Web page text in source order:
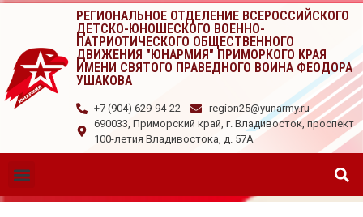
РЕГИОНАЛЬНОЕ ОТДЕЛЕНИЕ ВСЕРОССИЙСКОГО
ДЕТСКО-ЮНОШЕСКОГО ВОЕННО-
ПАТРИОТИЧЕСКОГО ОБЩЕСТВЕННОГО
ДВИЖЕНИЯ "ЮНАРМИЯ" ПРИМОРКОГО КРАЯ
ИМЕНИ СВЯТОГО ПРАВЕДНОГО ВОИНА ФЕОДОРА
УШАКОВА
+7 (904) 629-94-22
region25@yunarmy.ru
690033, Приморский край, г. Владивосток, проспект
100-летия Владивостока, д. 57А